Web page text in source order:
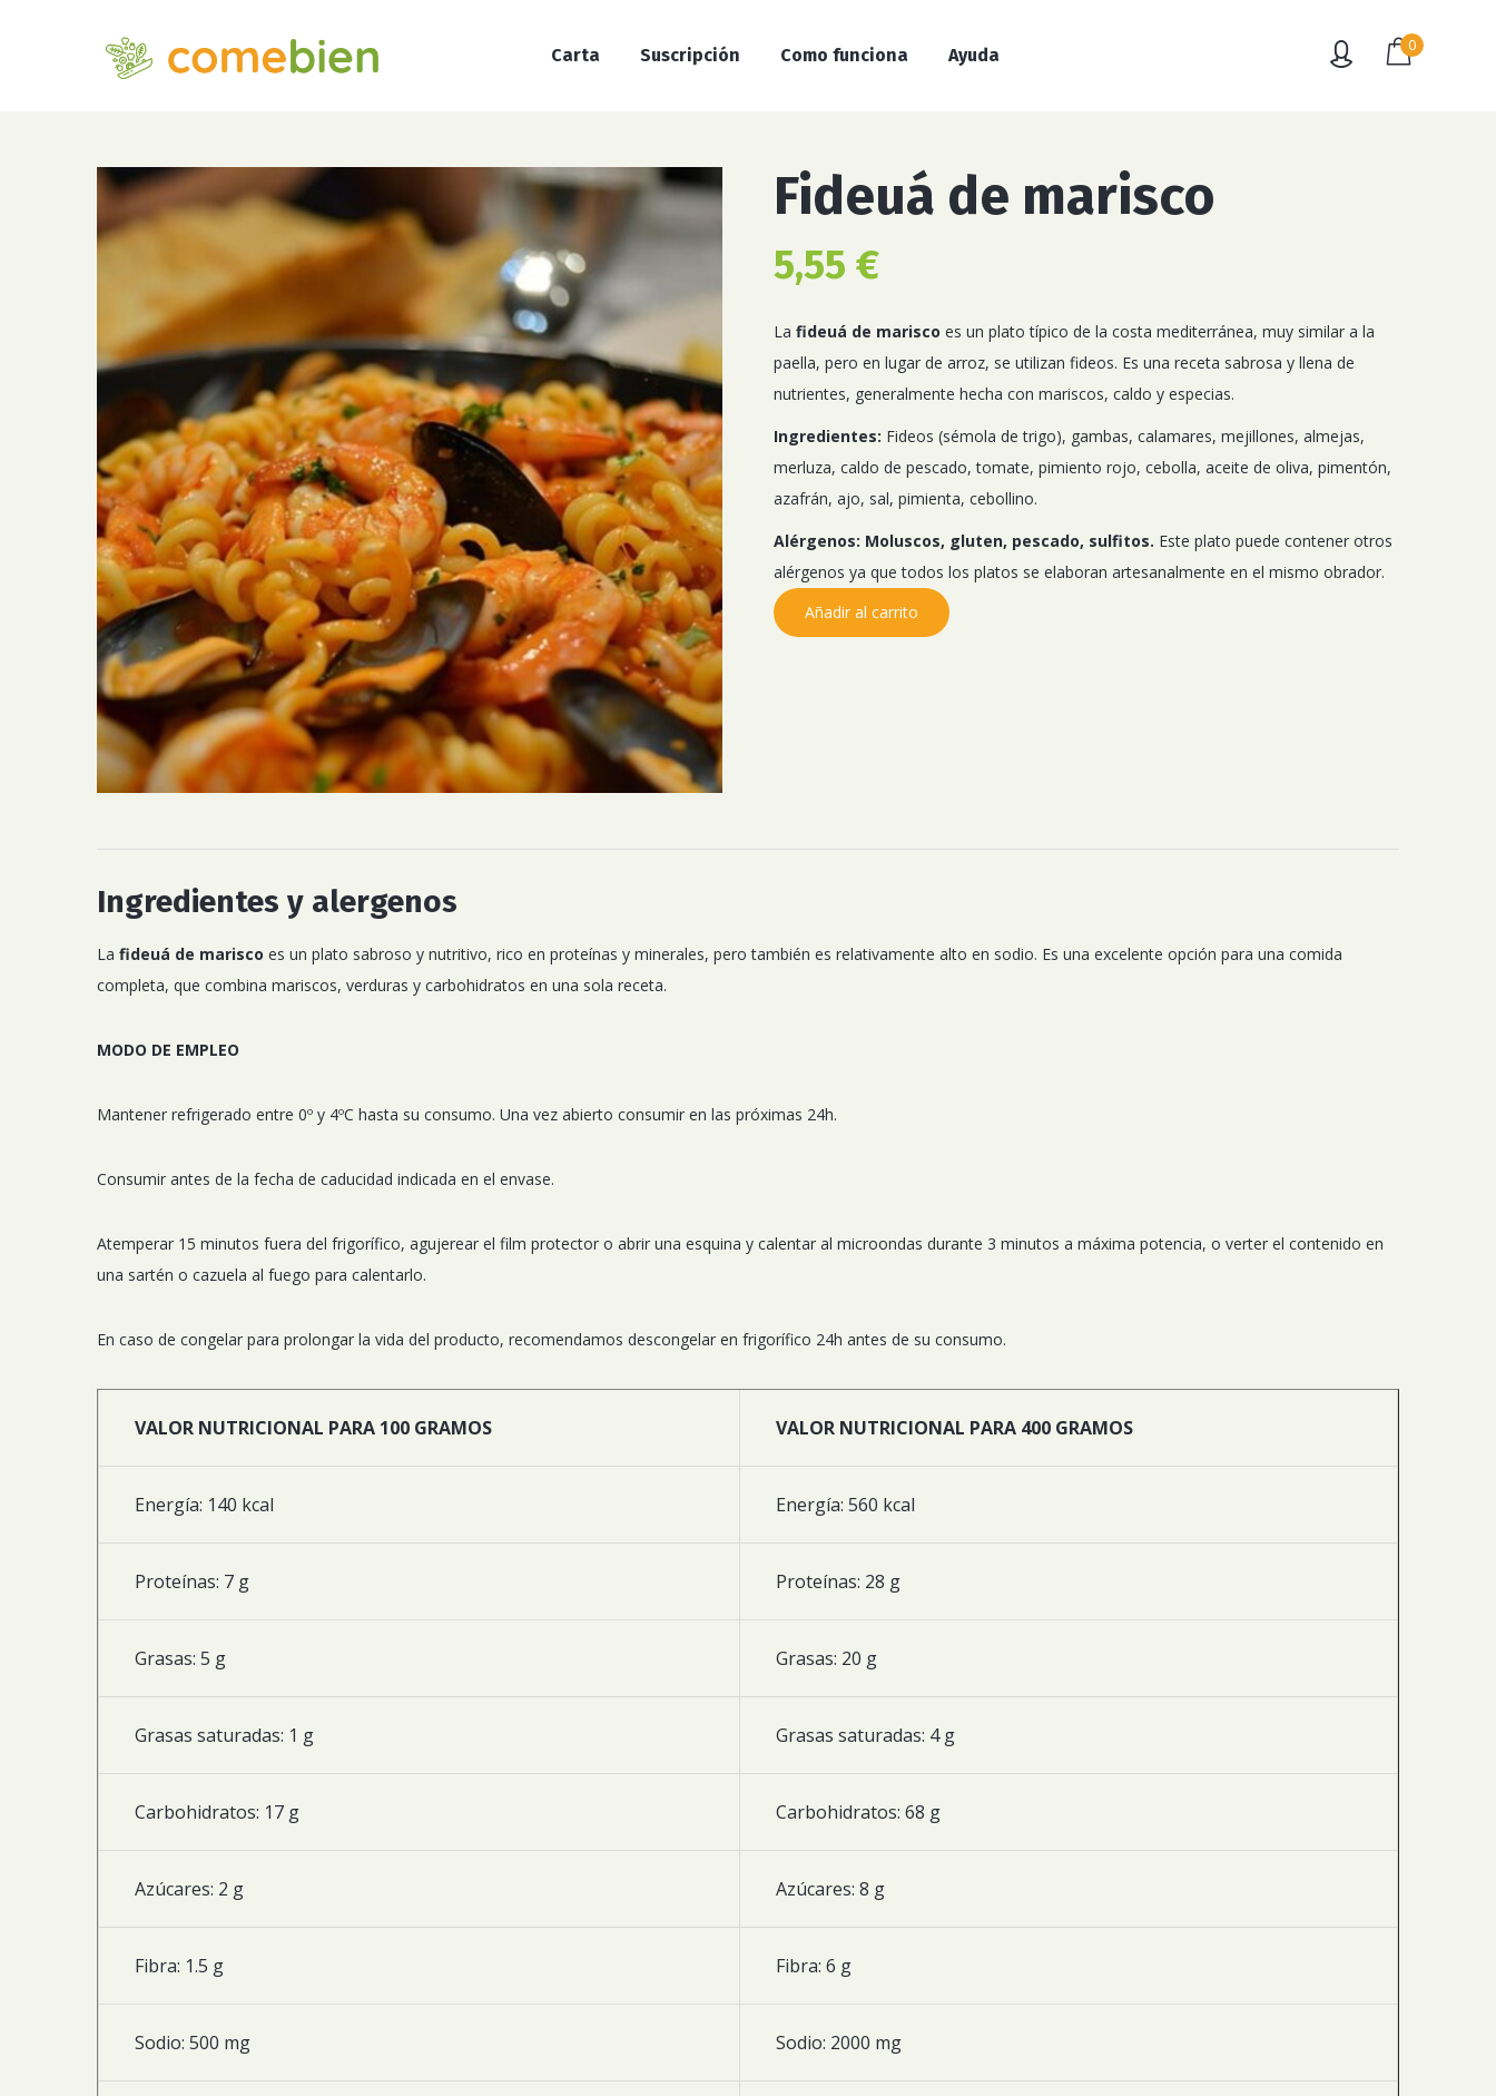
Carta Suscripción Como funciona Ayuda 0
Fideuá de marisco
5,55€
Lafideuá de marisco es un plato típico de la costa mediterránea, muy similar a la
paella, pero en lugar de arroz, se utilizan fideos. Es una receta sabrosa y llena de
nutrientes, generalmente hecha con mariscos, caldo y especias.
Ingredientes: Fideos (sémola de trigo), gambas, calamares,mejillones, almejas,
merluza, caldo de pescado, tomate, pimiento rojo, cebolla, aceite de oliva, pimentón,
azafrán, ajo, sal, pimienta, cebollino.
Alérgenos: Moluscos, gluten, pescado, sulfitos. Este plato puede contener otros
alérgenos ya que todos los platos se elaboran artesanalmente en el mismo obrador.
Añadir al carrito
Ingredientes y alergenos
La fideuá de marisco es un plato sabroso y nutritivo, rico en proteínas y minerales, pero también es relativamente alto en sodio. Es una excelente opción para una comida
completa, que combina mariscos, verduras y carbohidratos en una sola receta.
MODO DE EMPLEO
Mantener refrigerado entre 0º y 4ºC hasta su consumo. Una vez abierto consumir en las próximas 24h.
Consumir antes de la fecha de caducidad indicada en el envase.
Atemperar 15 minutos fuera del frigorífico, agujerear el film protector o abrir una esquina y calentar al microondas durante 3 minutos a máxima potencia, o verter el contenido en
una sartén o cazuela al fuego para calentarlo.
En caso de congelar para prolongar la vida del producto, recomendamos descongelar en frigorífico 24h antes de su consumo.
VALOR NUTRICIONAL PARA 100 GRAMOS VALOR NUTRICIONAL PARA 400 GRAMOS
Energía: 140 kcal Energía: 560 kcal
Proteínas: 7 g Proteínas: 28 g
Grasas: 5 g Grasas: 20 g
Grasas saturadas: 1 g Grasas saturadas: 4 g
Carbohidratos: 17 g Carbohidratos: 68 g
Azúcares: 2 g Azúcares: 8 g
Fibra: 1.5 g Fibra: 6 g
Sodio: 500 mg Sodio: 2000 mg